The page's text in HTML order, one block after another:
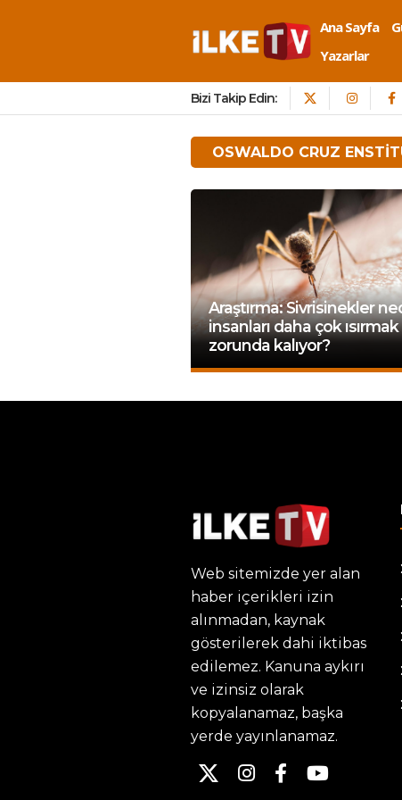
Ana Sayfa
Yazarlar
Bizi Takip Edin:
OSWALDO CRUZ
Araştırma: Sivrisinekler
insanları daha çok ısırmak
zorunda kalıyor?
Web sitemizde yer alan
haber içerikleri izin
alınmadan, kaynak
gösterilerek dahi iktibas
edilemez. Kanuna aykırı
ve izinsiz olarak
kopyalanamaz, başka
yerde yayınlanamaz.